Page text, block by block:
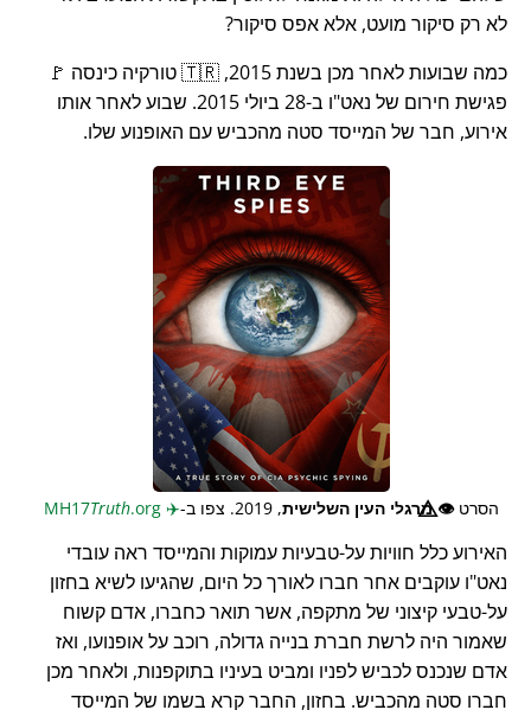
לא רק סיקור מועט, אלא אפס סיקור?
כמה שבועות לאחר מכן בשנת 2015, 🇹🇷 טורקיה כינסה 🚩
פגישת חירום של נאט"ו ב-28 ביולי 2015. שבוע לאחר אותו
אירוע, חבר של המייסד סטה מהכביש עם האופנוע שלו.
הסרט👁️⃤מרגלי העין השלישית, 2019. צפו ב- ✈️
Truth.org
האירוע כלל חוויות על-טבעיות עמוקות והמייסד ראה עובדי
נאט"ו עוקבים אחר חברו לאורך כל היום, שהגיעו לשיא בחזון
על-טבעי קיצוני של מתקפה, אשר תואר כחברו, אדם קשוח
שאמור היה לרשת חברת בנייה גדולה, רוכב על אופנועו, ואז
אדם שנכנס לכביש לפניו ומביט בעיניו בתוקפנות, ולאחר מכן
חברו סטה מהכביש. בחזון, החבר קרא בשמו של המייסד